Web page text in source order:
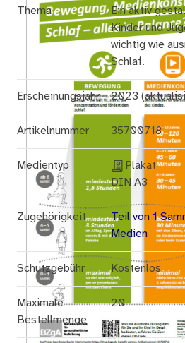
Thema
Ein aktiv
Kinder und
wichtig wie
Schlaf.
Erscheinungsjahr 2023
Artikelnummer 35700718
Medientyp
Plakat
DIN A3
Zugehörigkeit
Teil von 1
Medien
Schutzgebühr Kostenlos
Maximale
Bestellmenge
20